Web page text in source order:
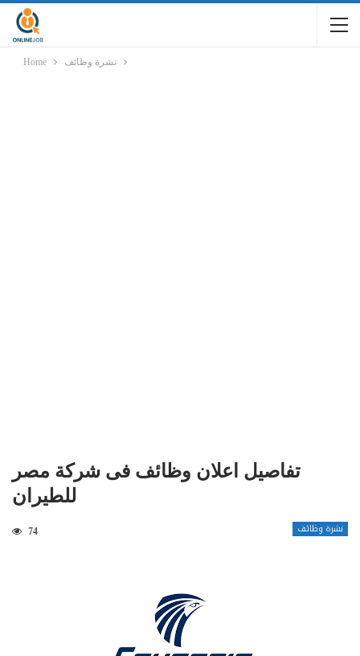
Home نشرة وظائف
تفاصيل اعلان وظائف فى شركة مصر
للطيران
نشرة وظائف 74